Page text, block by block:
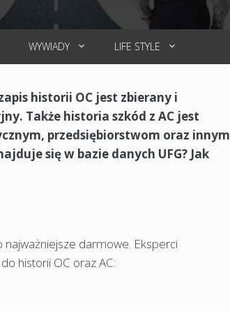
WYWIADY LIFE STYLE
historii OC jest zbierany i
Także historia szkód z AC jest
przedsiębiorstwom oraz innym
się w bazie danych UFG? Jak
najważniejsze darmowe. Eksperci
historii OC oraz AC: